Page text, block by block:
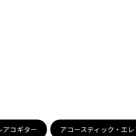
アコギター アコースティック・エ